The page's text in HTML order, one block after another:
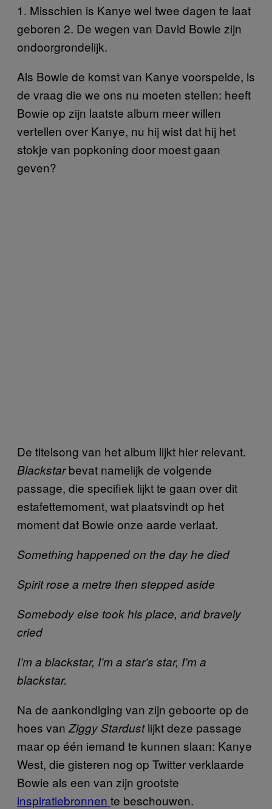
1. Misschien is Kanye wel twee dagen te laat
geboren 2. De wegen van David Bowie zijn
ondoorgrondelijk.
Als Bowie de komst van Kanye voorspelde, is
de vraag die we ons nu moeten stellen: heeft
Bowie op zijn laatste album meer willen
vertellen over Kanye, nu hij wist dat hij het
stokje van popkoning door moest gaan
geven?
De titelsong van het album lijkt hier relevant.
Blackstarbevat namelijk de volgende
passage, die specifiek lijkt te gaan over dit
estafettemoment, wat plaatsvindt op het
moment dat Bowie onze aarde verlaat.
Something happened on the day he died
Spirit rose a metre then stepped aside
Somebody else took his place, and bravely
cried
I’m a blackstar, I’m a star’s star, I’m a
blackstar.
Na de aankondiging van zijn geboorte op de
hoes van Ziggy Stardustlijkt deze passage
maar op één iemand te kunnen slaan: Kanye
West, die gisteren nog op Twitter verklaarde
Bowie als een van zijn grootste
inspiratiebronnen te beschouwen.